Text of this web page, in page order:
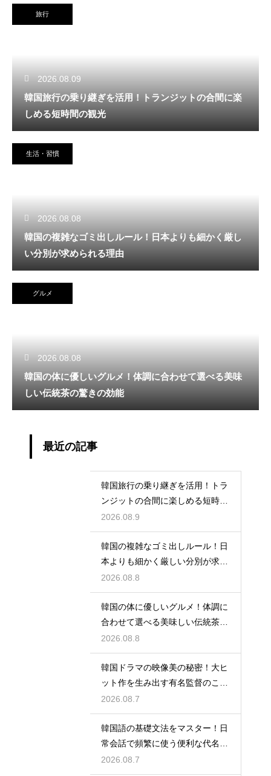
旅行
2026.08.09
韓国旅行の乗り継ぎを活用！トランジットの合間に楽
しめる短時間の観光
生活・習慣
2026.08.08
韓国の複雑なゴミ出しルール！日本よりも細かく厳し
い分別が求められる理由
グルメ
2026.08.08
韓国の体に優しいグルメ！体調に合わせて選べる美味
しい伝統茶の驚きの効能
最近の記事
韓国旅行の乗り継ぎを活用！トラ
ンジットの合間に楽しめる短時間
の観光
2026.08.9
韓国の複雑なゴミ出しルール！日
本よりも細かく厳しい分別が求め
られる理由
2026.08.8
韓国の体に優しいグルメ！体調に
合わせて選べる美味しい伝統茶の
驚きの効能
2026.08.8
韓国ドラマの映像美の秘密！大ヒ
ット作を生み出す有名監督のこだ
わりの特徴
2026.08.7
韓国語の基礎文法をマスター！日
常会話で頻繁に使う便利な代名詞
の一覧
2026.08.7